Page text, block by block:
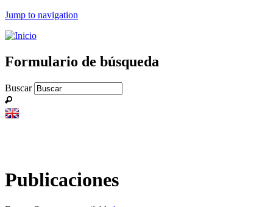
Jump to navigation
Formulario de búsqueda
Buscar
Publicaciones